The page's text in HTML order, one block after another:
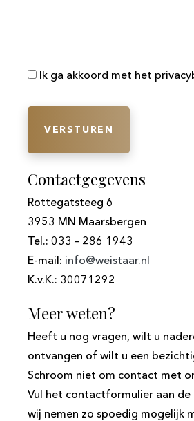
Toestemming
Ik ga akkoord met het
Contactgegevens
Rottegatsteeg 6
3953 MN Maarsbergen
Tel.: 033 – 286 1943
E-mail: info@weistaar.nl
K.v.K.: 30071292
Meer weten?
Heeft u nog vragen, wilt u
ontvangen of wilt u een
Schroom niet om contact met
Vul het contactformulier aan de
wij nemen zo spoedig mogelijk